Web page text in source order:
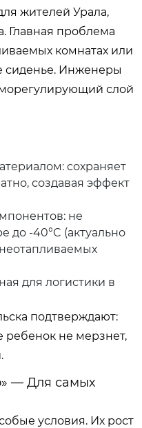
жителей Урала,
Главная проблема
комнатах или
сиденье. Инженеры
слой
сохраняет
создавая эффект
не
до -40°C (актуально
для логистики в
подтверждают:
ребенок не мерзнет,
— Для самых
условия. Их рост